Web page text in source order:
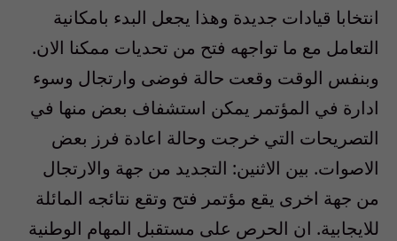
انتخابا قيادات جديدة وهذا يجعل البدء بامكانية
التعامل مع ما تواجهه فتح من تحديات ممكنا الان.
وبنفس الوقت وقعت حالة فوضى وارتجال وسوء
ادارة في المؤتمر يمكن استشفاف بعض منها في
التصريحات التي خرجت وحالة اعادة فرز بعض
الاصوات. بين الاثنين: التجديد من جهة والارتجال
من جهة اخرى يقع مؤتمر فتح وتقع نتائجه المائلة
للايجابية. ان الحرص على مستقبل المهام الوطنية